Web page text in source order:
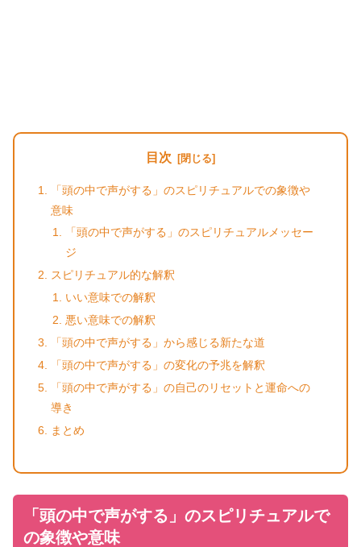
目次
「頭の中で声がする」のスピリチュアルでの象徴や
意味
「頭の中で声がする」のスピリチュアルメッセー
ジ
スピリチュアル的な解釈
いい意味での解釈
悪い意味での解釈
「頭の中で声がする」から感じる新たな道
「頭の中で声がする」の変化の予兆を解釈
「頭の中で声がする」の自己のリセットと運命への
導き
まとめ
「頭の中で声がする」のスピリチュアルで
の象徴や意味